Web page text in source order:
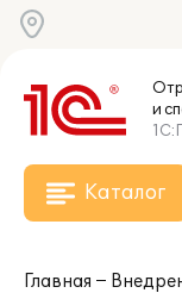
и
Каталог
Главная